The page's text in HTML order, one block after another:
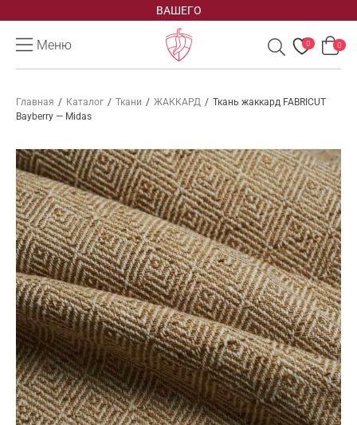
ВАШЕГО
Меню 0 0
Главная / Каталог / Ткани / ЖАККАРД / Ткань жаккард FABRICUT
Bayberry — Midas